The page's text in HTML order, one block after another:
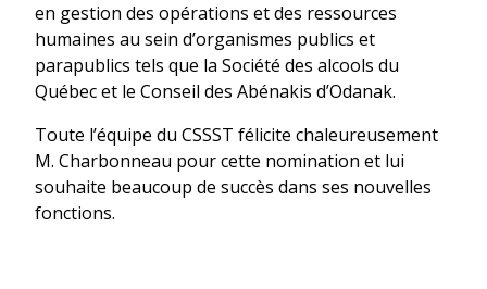
en gestion des opérations et des ressources
humaines au sein d’organismes publics et
parapublics tels que la Société des alcools du
Québec et le Conseil des Abénakis d’Odanak.
Toute l’équipe du CSSST félicite chaleureusement
M. Charbonneau pour cette nomination et lui
souhaite beaucoup de succès dans ses nouvelles
fonctions.